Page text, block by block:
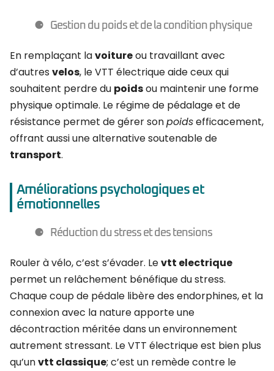
Gestion du poids et de la condition physique
En remplaçant lavoitureou travaillant avec
d’autres velos, le VTT électrique aide ceux qui
souhaitent perdre du poidsou maintenir une forme
physique optimale. Le régime de pédalage et de
résistance permet de gérer sonpoidsefficacement,
offrant aussi une alternative soutenable de
transport.
Améliorations psychologiques et
émotionnelles
Réduction du stress et des tensions
Rouler à vélo, c’est s’évader. Levtt electrique
permet un relâchement bénéfique du stress.
Chaque coup de pédale libère des endorphines, et la
connexion avec la nature apporte une
décontraction méritée dans un environnement
autrement stressant. Le VTT électrique est bien plus
qu’unvtt classique; c’est un remède contre le